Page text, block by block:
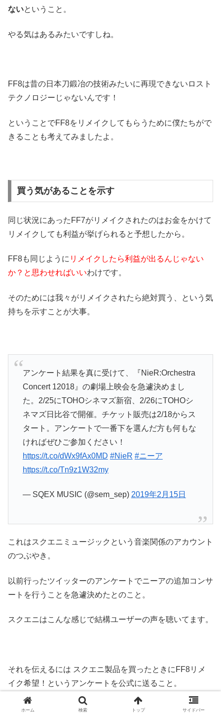
ないということ。
やる気はあるみたいですしね。
FF8は昔の日本刀鍛冶の技術みたいに再現できないロスト
テクノロジーじゃないんです！
ということでFF8をリメイクしてもらうために僕たちがで
きることも考えてみましたよ。
買う気があることを示す
同じ状況にあったFF7がリメイクされたのはお金をかけて
リメイクしても利益が挙げられると予想したから。
FF8も同じように リメイクしたら利益が出るんじゃない
か？と思わせればいいわけです。
そのためには我々がリメイクされたら絶対買う、という気
持ちを示すことが大事。
アンケート結果を真に受けて、『NieR:Orchestra
Concert 12018』の劇場上映会を急遽決めまし
た。2/25にTOHOシネマズ新宿、2/26にTOHOシ
ネマズ日比谷で開催。チケット販売は2/18からス
タート。アンケートで一番下を選んだ方も何もな
ければぜひご参加ください！
https://t.co/dWx9fAx0MD #NieR #ニーア
https://t.co/Tn9z1W32my
— SQEX MUSIC (@sem_sep) 2019年2月15日
これはスクエニミュージックという音楽関係のアカウント
のつぶやき。
以前行ったツイッターのアンケートでニーアの追加コンサ
ートを行うことを急遽決めたとのこと。
スクエニはこんな感じで結構ユーザーの声を聴いてます。
それを伝えるには スクエニ製品を買ったときにFF8リメ
イク希望！というアンケートを公式に送ること。
昔はハガキが付いてましたが最近は公式サイトでやってる
ホーム 検索 トップ サイドバー